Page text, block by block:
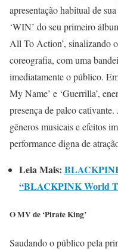
apresentação habitual de
‘WIN’ do seu primeiro
All To Action’, sinalizando
coreografia, com uma
imediatamente o público.
My Name’ e ‘Guerrilla’,
presença de palco
gêneros musicais e efeitos
performance digna de
Leia Mais:
“BLACKPINK World
O MV de ‘Pirate King’
Saudando o público pela